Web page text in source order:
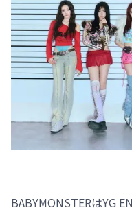
BABYMONSTERはYG